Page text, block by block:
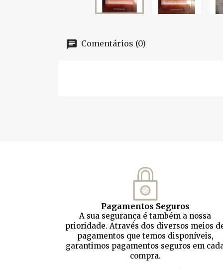
Comentários (0)
Pagamentos Seguros
A sua segurança é também a nossa
prioridade. Através dos diversos meios
pagamentos que temos disponíveis,
garantimos pagamentos seguros em
compra.